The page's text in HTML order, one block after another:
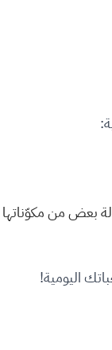
بعض من
اليومية!